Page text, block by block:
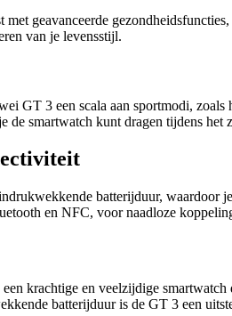
geavanceerde
van je levensstijl.
GT 3 een scala aan sportmodi,
de smartwatch kunt dragen tijdens het
batterijduur, waardoor
en NFC, voor naadloze
krachtige en veelzijdige
batterijduur is de GT 3 een